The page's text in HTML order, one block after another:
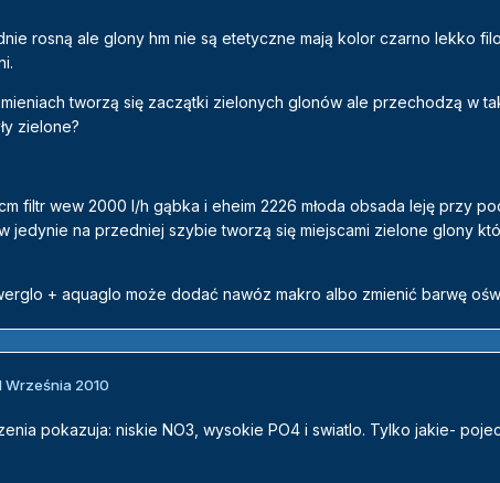
rosną ale glony hm nie są etetyczne mają kolor czarno lekko
tworzą się zaczątki zielonych glonów ale przechodzą w
zielone?
filtr wew 2000 l/h gąbka i eheim 2226 młoda obsada leję przy
jedynie na przedniej szybie tworzą się miejscami zielone glony
+ aquaglo może dodać nawóz makro albo zmienić barwę
Września 2010
pokazuja: niskie NO3, wysokie PO4 i swiatlo. Tylko jakie-